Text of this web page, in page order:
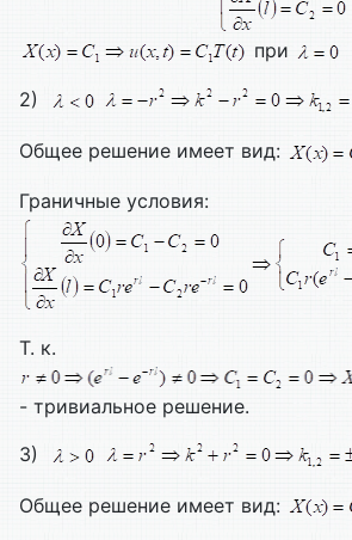
при
2)
Общее решение имеет вид:
Граничные условия:
Т. к.
- тривиальное решение.
3)
Общее решение имеет вид: